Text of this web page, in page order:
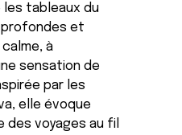
les tableaux du
et
à
sensation de
par les
elle évoque
des voyages au fil